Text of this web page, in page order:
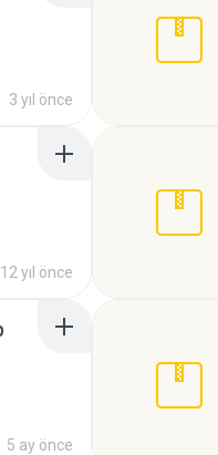
3 yıl önce
12 yıl önce
5 ay önce